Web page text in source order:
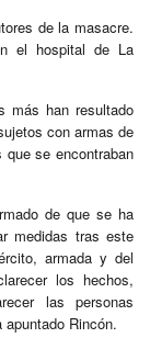
de la masacre.
el hospital de La
más han resultado
con armas de
que se encontraban
de que se ha
medidas tras este
armada y del
los hechos,
las personas
Rincón.